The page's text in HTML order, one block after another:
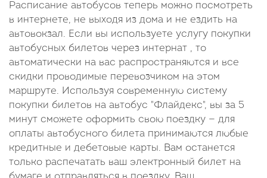
Расписание автобусов теперь можно посмотреть
в интернете, не выходя из дома и не ездить на
автовокзал. Если вы используете услугу покупки
автобусных билетов через интернат , то
автоматически на вас распространяются и все
скидки проводимые перевозчиком на этом
маршруте. Используя современную систему
покупки билетов на автобус "Флайдекс", вы за 5
минут сможете оформить свою поездку — для
оплаты автобусного билета принимаются любые
кредитные и дебетовые карты. Вам останется
только распечатать ваш электронный билет на